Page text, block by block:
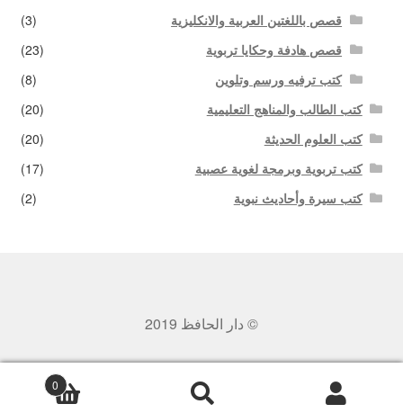
قصص باللغتين العربية والانكليزية
(3)
قصص هادفة وحكايا تربوية
(23)
كتب ترفيه ورسم وتلوين
(8)
كتب الطالب والمناهج التعليمية
(20)
كتب العلوم الحديثة
(20)
كتب تربوية وبرمجة لغوية عصبية
(17)
كتب سيرة وأحاديث نبوية
(2)
© دار الحافظ 2019
0